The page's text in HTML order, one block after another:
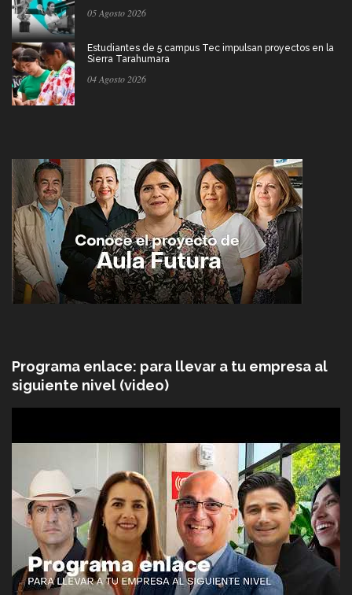
05 Agosto 2026
Estudiantes de 5 campus Tec impulsan proyectos en la
Sierra Tarahumara
04 Agosto 2026
Programa enlace: para llevar a tu empresa al
siguiente nivel (video)